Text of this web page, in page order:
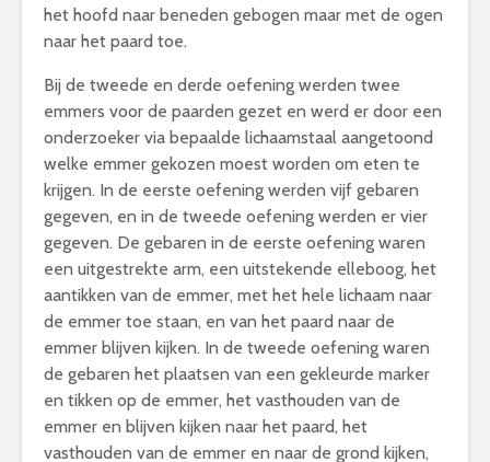
het hoofd naar beneden gebogen maar met de ogen
naar het paard toe.
Bij de tweede en derde oefening werden twee
emmers voor de paarden gezet en werd er door een
onderzoeker via bepaalde lichaamstaal aangetoond
welke emmer gekozen moest worden om eten te
krijgen. In de eerste oefening werden vijf gebaren
gegeven, en in de tweede oefening werden er vier
gegeven. De gebaren in de eerste oefening waren
een uitgestrekte arm, een uitstekende elleboog, het
aantikken van de emmer, met het hele lichaam naar
de emmer toe staan, en van het paard naar de
emmer blijven kijken. In de tweede oefening waren
de gebaren het plaatsen van een gekleurde marker
en tikken op de emmer, het vasthouden van de
emmer en blijven kijken naar het paard, het
vasthouden van de emmer en naar de grond kijken,